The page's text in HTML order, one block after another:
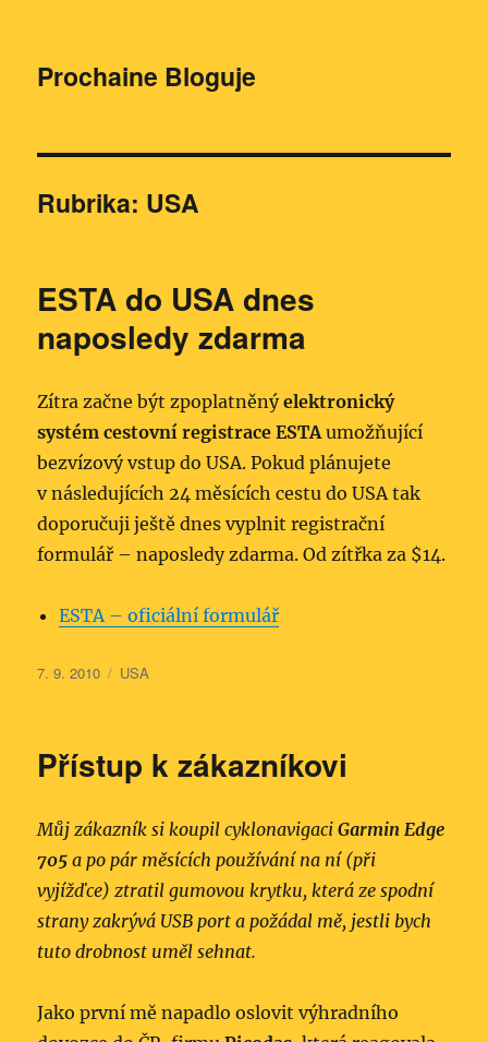
Prochaine Bloguje
Rubrika: USA
ESTA do USA dnes
naposledy zdarma
Zítra začne být zpoplatněnýelektronický
systém cestovní registrace ESTAumožňující
bezvízový vstup do USA. Pokud plánujete
v následujících 24 měsících cestu do USA tak
doporučuji ještě dnes vyplnit registrační
formulář – naposledy zdarma. Od zítřka za $14.
ESTA – oficiální formulář
Publikováno:
7. 9. 2010 Rubriky:
USA
Přístup k zákazníkovi
Můj zákazník si koupil cyklonavigaciGarmin Edge
705 a po pár měsících používání na ní (při
vyjížďce) ztratil gumovou krytku, která ze spodní
strany zakrývá USB port a požádal mě, jestli bych
tuto drobnost uměl sehnat.
Jako první mě napadlo oslovit výhradního